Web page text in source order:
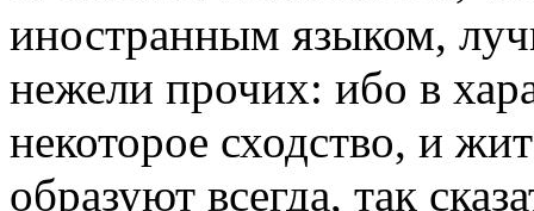
иностранным языком,
нежели прочих: ибо в
некоторое сходство, и
образуют всегда, так